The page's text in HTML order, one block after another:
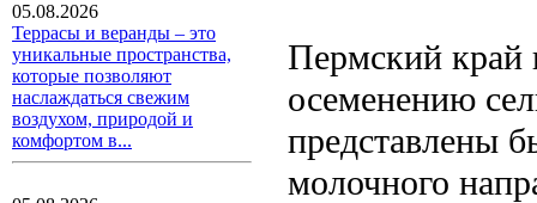
05.08.2026
Террасы и веранды – это
уникальные пространства,
которые позволяют
наслаждаться свежим
воздухом, природой и
комфортом в...
Пермский край
осеменению
представлены
молочного